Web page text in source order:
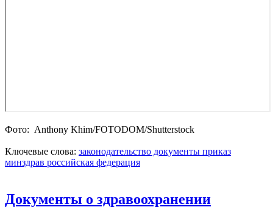
Фото: Anthony Khim/FOTODOM/Shutterstoсk
Ключевые слова: законодательство документы приказ
минздрав российская федерация
Документы о здравоохранении